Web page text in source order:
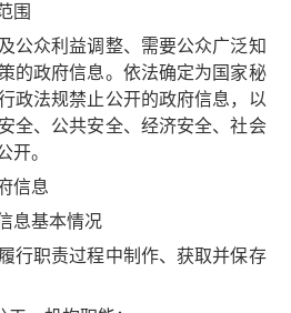
围
众利益调整、需要公众广泛知
的政府信息。依法确定为国家秘
政法规禁止公开的政府信息，以
全、公共安全、经济安全、社会
开。
信息
基本情况
职责过程中制作、获取并保存